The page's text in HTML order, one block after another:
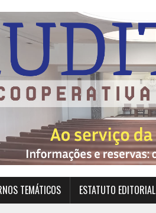
TEMÁTICOS ESTATUTO EDITORIAL